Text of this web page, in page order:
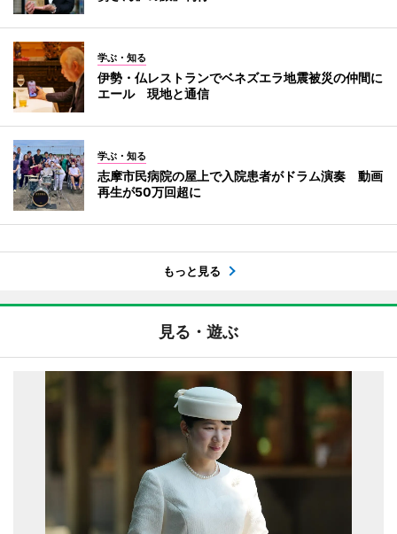
学ぶ・知る
伊勢・仏レストランでベネズエラ地震被災の仲間に
エール 現地と通信
学ぶ・知る
志摩市民病院の屋上で入院患者がドラム演奏 動画
再生が50万回超に
もっと見る
見る・遊ぶ